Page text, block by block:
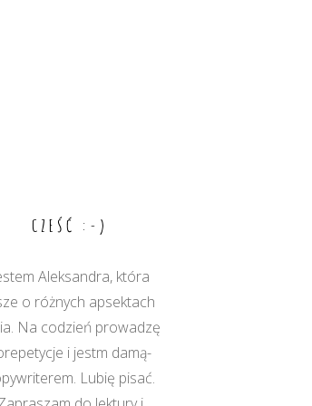
CZEŚĆ :-)
Aleksandra, która
o różnych apsektach
Na codzień prowadzę
i jestm damą-
Lubię pisać.